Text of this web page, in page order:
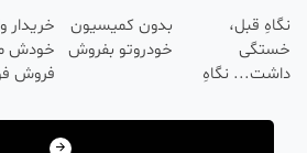
متخصصان
درمانت کنن
قبل،
نگاهِ
🌸 بلفا با 25%
بدون کمیسیون
خودروتو بفروش
خریدار واقعی
خودش میاد!
فروش فوری
مکانیک